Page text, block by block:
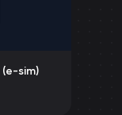
(e-sim)